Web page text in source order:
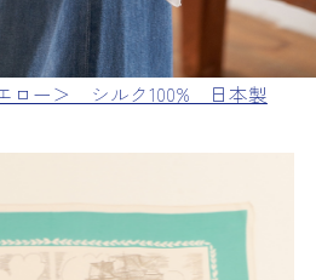
ロー＞ シルク100% 日本製